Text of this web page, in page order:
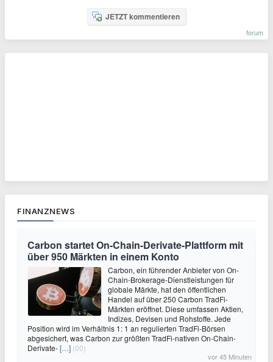
JETZT kommentieren
forum
FINANZNEWS
Carbon startet On-Chain-Derivate-Plattform mit
über 950 Märkten in einem Konto
Carbon, ein führender Anbieter von On-
Chain-Brokerage-Dienstleistungen für
globale Märkte, hat den öffentlichen
Handel auf über 250 Carbon TradFi-
Märkten eröffnet. Diese umfassen Aktien,
Indizes, Devisen und Rohstoffe. Jede
Position wird im Verhältnis 1: 1 an regulierten TradFi-Börsen
abgesichert, was Carbon zur größten TradFi-nativen On-Chain-
Derivate-[…] (00)
vor 45 Minuten